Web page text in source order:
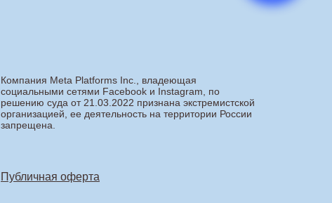
Публичная оферта
Компания Meta Platforms Inc., владеющая
социальными сетями Facebook и Instagram, по
решению суда от 21.03.2022 признана экстремистской
организацией, ее деятельность на территории России
запрещена.